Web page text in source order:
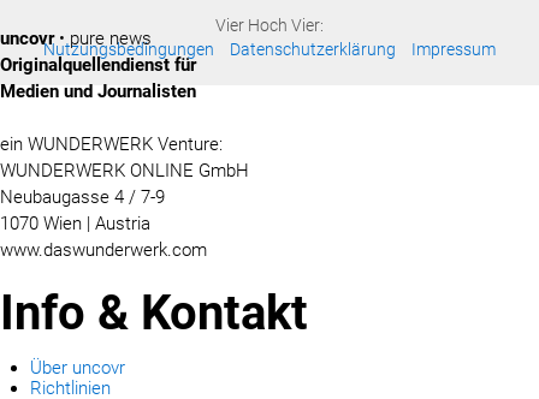
Vier Hoch Vier:
Nutzungsbedingungen
Datenschutzerklärung Impressum
uncovr• pure news
Originalquellendienst für
Medien und Journalisten
ein WUNDERWERK Venture:
WUNDERWERK ONLINE GmbH
Neubaugasse 4 / 7-9
1070 Wien | Austria
www.daswunderwerk.com
Info & Kontakt
Über uncovr
Richtlinien